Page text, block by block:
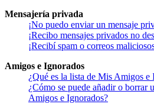
Mensajería privada
¡No puedo enviar un mensaje
¡Recibo mensajes privados no
¡Recibí spam o correos
Amigos e Ignorados
¿Qué es la lista de Mis Amigos e
¿Cómo se puede añadir o borrar
Amigos e Ignorados?